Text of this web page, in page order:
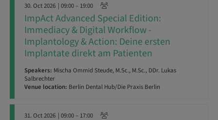
30. Oct 2026 | 09:00 – 19:00
ImpAct Advanced Special Edition:
Immediacy & Digital Workflow -
Implantology & Action: Deine ersten
Implantate direkt am Patienten
Speakers: Mischa Ommid Steude, M.Sc., M.Sc., DDr. Lukas
Salbrechter
Venue location: Berlin Dental Hub/Die Praxis Berlin
31. Oct 2026 | 09:00 – 17:00